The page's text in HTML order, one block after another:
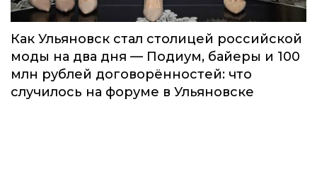
Как Ульяновск стал столицей российской
моды на два дня — Подиум, байеры и 100
млн рублей договорённостей: что
случилось на форуме в Ульяновске